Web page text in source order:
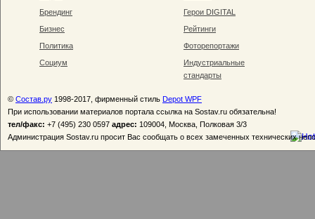
Брендинг
Бизнес
Политика
Социум
Герои DIGITAL
Рейтинги
Фоторепортажи
Индустриальные
стандарты
© Состав.ру 1998-2017, фирменный стиль Depot WPF
При использовании материалов портала ссылка на Sostav.ru обязательна!
тел/факс: +7 (495) 230 0597 адрес: 109004, Москва, Полковая 3/3
Администрация Sostav.ru просит Вас сообщать о всех замеченных технических